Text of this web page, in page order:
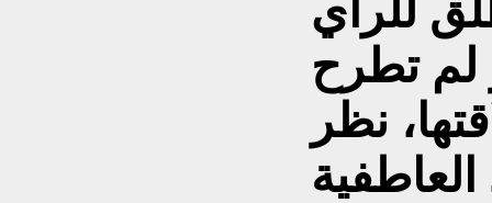
للرأي
لم تطرح
نظر